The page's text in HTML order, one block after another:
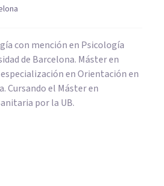
con mención en Psicología
de Barcelona. Máster en
en Orientación en
Cursando el Máster en
por la UB.